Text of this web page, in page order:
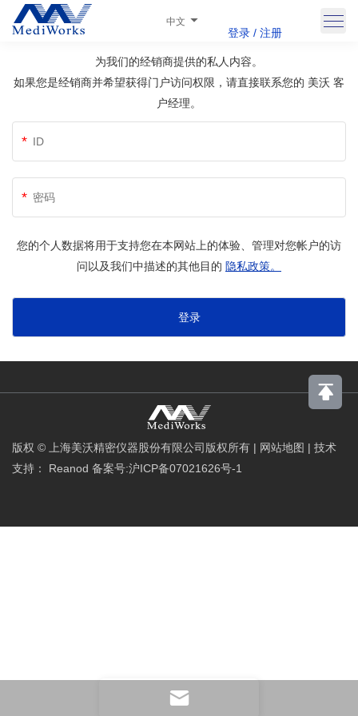
中文
登录 / 注册
为我们的经销商提供的私人内容。
如果您是经销商并希望获得门户访问权限，请直接联系您的 美沃 客
户经理。
您的个人数据将用于支持您在本网站上的体验、管理对您帐户的访
问以及我们中描述的其他目的 隐私政策。
版权 © 上海美沃精密仪器股份有限公司版权所有 | 网站地图 | 技术
支持：
Reanod 备案号:沪ICP备07021626号-1